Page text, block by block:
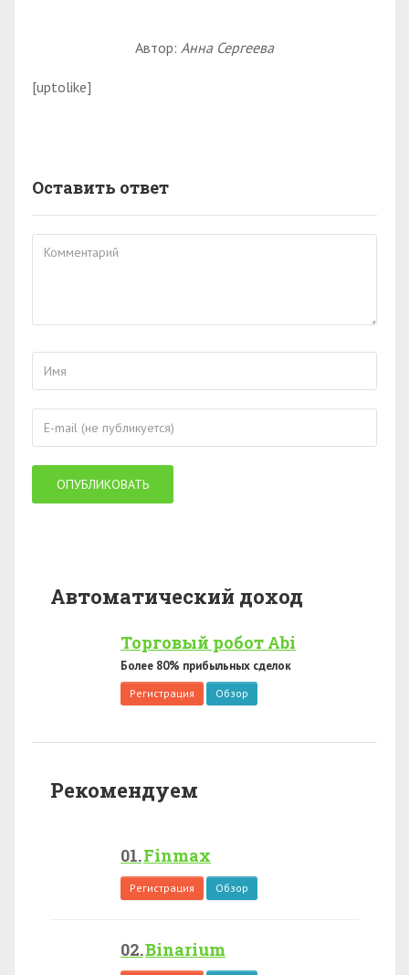
Автор: Анна Сергеева
[uptolike]
Оставить ответ
Автоматический доход
Торговый робот Abi
Более 80% прибыльных сделок
Регистрация Обзор
Рекомендуем
Finmax
Регистрация Обзор
Binarium